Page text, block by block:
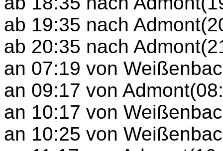
ab 19:35 nach
ab 20:35 nach
an 07:19 von
an 09:17 von
an 10:17 von
an 10:25 von